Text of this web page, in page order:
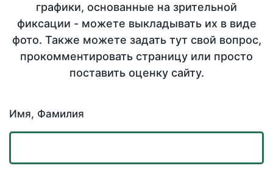
графики, основанные на зрительной
фиксации - можете выкладывать их в виде
фото. Также можете задать тут свой вопрос,
прокомментировать страницу или просто
поставить оценку сайту.
Имя, Фамилия